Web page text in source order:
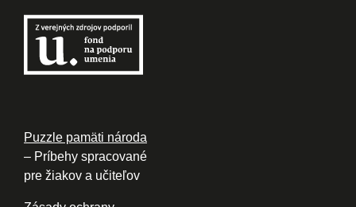
Puzzle pamäti národa
– Príbehy spracované
pre žiakov a učiteľov